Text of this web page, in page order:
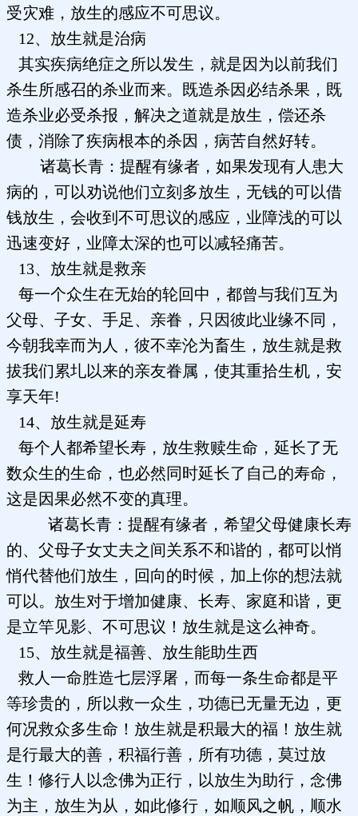
受灾难，放生的感应不可思议。
12、放生就是治病
其实疾病绝症之所以发生，就是因为以前我们
杀生所感召的杀业而来。既造杀因必结杀果，既
造杀业必受杀报，解决之道就是放生，偿还杀
债，消除了疾病根本的杀因，病苦自然好转。
诸葛长青：提醒有缘者，如果发现有人患大
病的，可以劝说他们立刻多放生，无钱的可以借
钱放生，会收到不可思议的感应，业障浅的可以
迅速变好，业障太深的也可以减轻痛苦。
13、放生就是救亲
每一个众生在无始的轮回中，都曾与我们互为
父母、子女、手足、亲眷，只因彼此业缘不同，
今朝我幸而为人，彼不幸沦为畜生，放生就是救
拔我们累圠以来的亲友眷属，使其重拾生机，安
享天年!
14、放生就是延寿
每个人都希望长寿，放生救赎生命，延长了无
数众生的生命，也必然同时延长了自己的寿命，
这是因果必然不变的真理。
诸葛长青：提醒有缘者，希望父母健康长寿
的、父母子女丈夫之间关系不和谐的，都可以悄
悄代替他们放生，回向的时候，加上你的想法就
可以。放生对于增加健康、长寿、家庭和谐，更
是立竿见影、不可思议！放生就是这么神奇。
15、放生就是福善、放生能助生西
救人一命胜造七层浮屠，而每一条生命都是平
等珍贵的，所以救一众生，功德已无量无边，更
何况救众多生命！放生就是积最大的福！放生就
是行最大的善，积福行善，所有功德，莫过放
生！修行人以念佛为正行，以放生为助行，念佛
为主，放生为从，如此修行，如顺风之帆，顺水